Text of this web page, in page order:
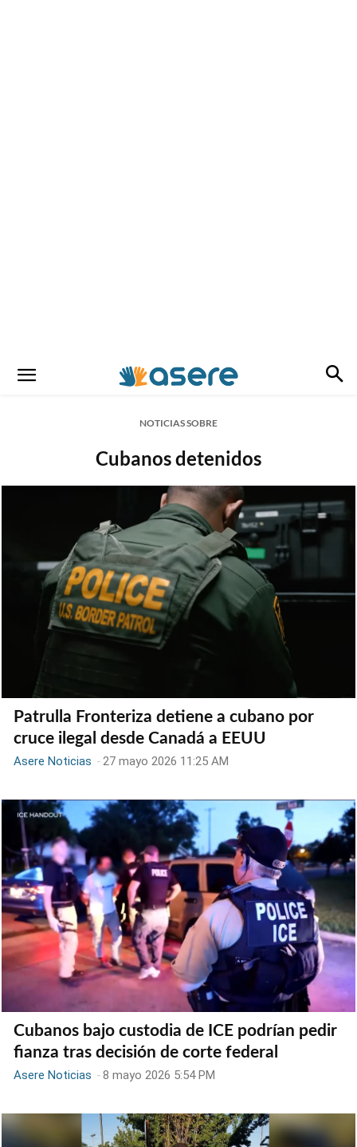
NOTICIAS SOBRE
Cubanos detenidos
Patrulla Fronteriza detiene a cubano por
cruce ilegal desde Canadá a EEUU
Asere Noticias -27 mayo 2026 11:25 AM
Cubanos bajo custodia de ICE podrían pedir
fianza tras decisión de corte federal
Asere Noticias -8 mayo 2026 5:54 PM